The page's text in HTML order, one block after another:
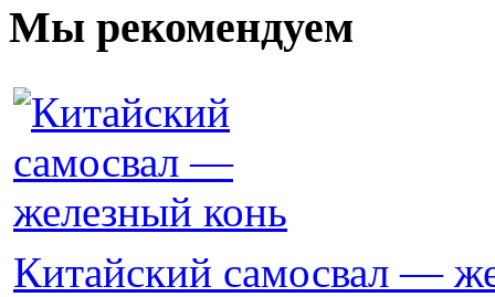
Мы рекомендуем
Китайский самосвал —